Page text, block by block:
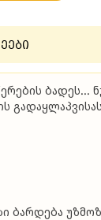
ბადეს...
ბარდება